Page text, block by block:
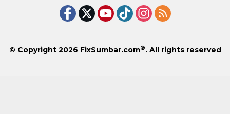
© Copyright 2026 FixSumbar.com®. All rights reserved